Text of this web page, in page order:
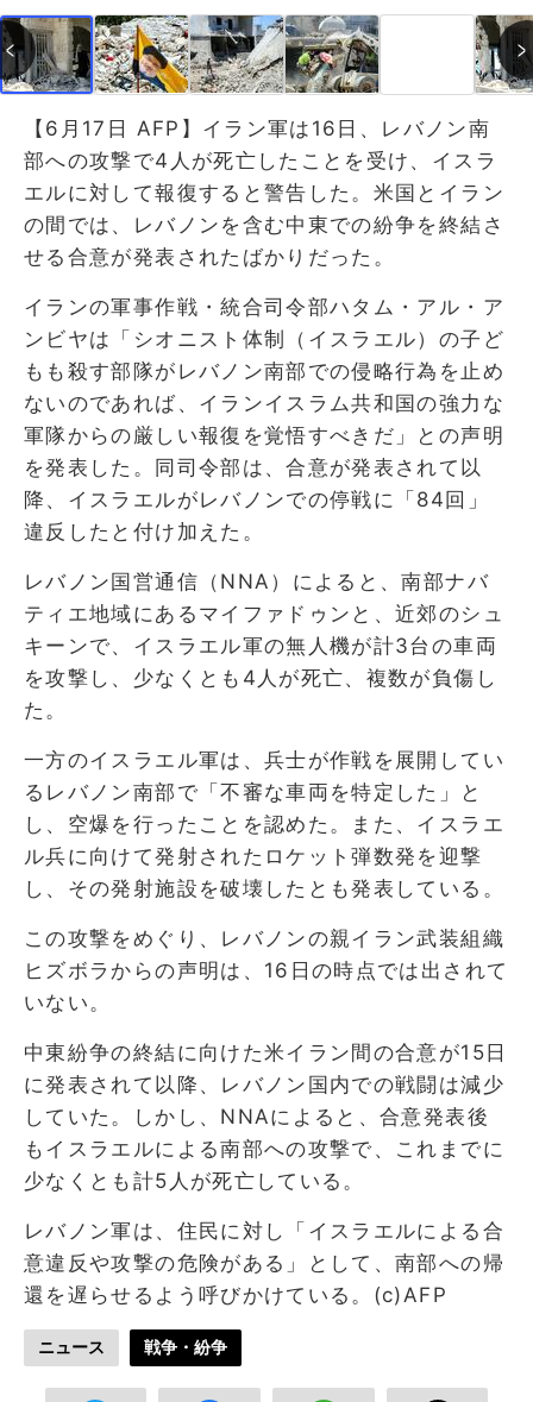
【6月17日 AFP】イラン軍は16日、レバノン南
部への攻撃で4人が死亡したことを受け、イスラ
エルに対して報復すると警告した。米国とイラン
の間では、レバノンを含む中東での紛争を終結さ
せる合意が発表されたばかりだった。
イランの軍事作戦・統合司令部ハタム・アル・ア
ンビヤは「シオニスト体制（イスラエル）の子ど
もも殺す部隊がレバノン南部での侵略行為を止め
ないのであれば、イランイスラム共和国の強力な
軍隊からの厳しい報復を覚悟すべきだ」との声明
を発表した。同司令部は、合意が発表されて以
降、イスラエルがレバノンでの停戦に「84回」
違反したと付け加えた。
レバノン国営通信（NNA）によると、南部ナバ
ティエ地域にあるマイファドゥンと、近郊のシュ
キーンで、イスラエル軍の無人機が計3台の車両
を攻撃し、少なくとも4人が死亡、複数が負傷し
た。
一方のイスラエル軍は、兵士が作戦を展開してい
るレバノン南部で「不審な車両を特定した」と
し、空爆を行ったことを認めた。また、イスラエ
ル兵に向けて発射されたロケット弾数発を迎撃
し、その発射施設を破壊したとも発表している。
この攻撃をめぐり、レバノンの親イラン武装組織
ヒズボラからの声明は、16日の時点では出されて
いない。
中東紛争の終結に向けた米イラン間の合意が15日
に発表されて以降、レバノン国内での戦闘は減少
していた。しかし、NNAによると、合意発表後
もイスラエルによる南部への攻撃で、これまでに
少なくとも計5人が死亡している。
レバノン軍は、住民に対し「イスラエルによる合
意違反や攻撃の危険がある」として、南部への帰
還を遅らせるよう呼びかけている。(c)AFP
ニュース 戦争・紛争